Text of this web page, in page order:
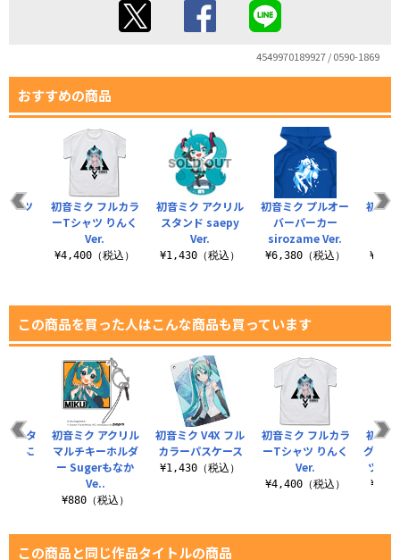
4549970189927 / 0590-1869
おすすめの商品
初音ミク アクリル
スタンド saepy
Ver.
¥1,430（税込）
初音ミク プルオー
バーパーカー
sirozame Ver.
¥6,380（税込）
初音
ャツ
初音ミク フルカラ
ーTシャツ りんく
Ver.
¥4,400（税込）
この商品を買った人はこんな商品も買っています
初音ミク V4X フル
カラーパスケース
¥1,430（税込）
初音ミク フルカラ
ーTシャツ りんく
Ver.
¥4,400（税込）
初音
グラフ
ツ し
タ
うに
初音ミク アクリル
マルチキーホルダ
ー Sugerもなか
Ve..
¥880（税込）
この商品と同じ作品タイトルの商品